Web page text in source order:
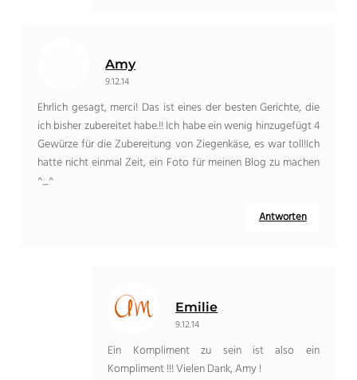
Amy
9.12.14
Ehrlich gesagt, merci! Das ist eines der besten Gerichte, die
ich bisher zubereitet habe.!! Ich habe ein wenig hinzugefügt 4
Gewürze für die Zubereitung von Ziegenkäse, es war toll!Ich
hatte nicht einmal Zeit, ein Foto für meinen Blog zu machen
^_^
Antworten
Emilie
9.12.14
Ein Kompliment zu sein ist also ein
Kompliment !!! Vielen Dank, Amy !